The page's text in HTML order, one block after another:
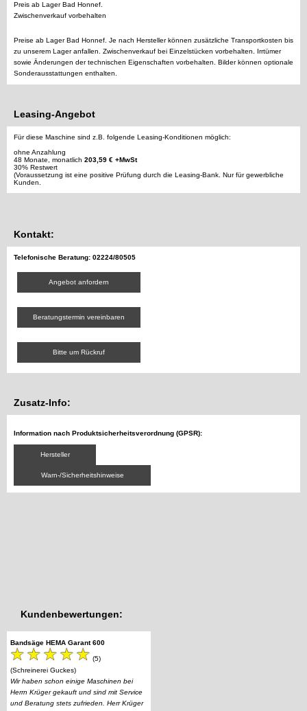
Preis ab Lager Bad Honnef.
Zwischenverkauf vorbehalten
Preise ab Lager Bad Honnef. Je nach Hersteller können zusätzliche Transportkosten bis
zu unserem Lager anfallen. Zwischenverkauf bei Einzelstücken vorbehalten. Irrtümer
sowie Änderungen der technischen Eigenschaften vorbehalten. Bilder können optionale
Sonderausstattungen enthalten.
Leasing-Angebot
Für diese Maschine sind z.B. folgende Leasing-Konditionen möglich:
ohne Anzahlung
48 Monate, monatlich 203,59 € +MwSt
30% Restwert
(Voraussetzung ist eine positive Prüfung durch die Leasing-Bank. Nur für gewerbliche
Kunden.
Kontakt:
Telefonische Beratung: 02224/80505
Angebot anfordern
Beratungstermin vereinbaren
Bitte um Rückruf
Zusatz-Info:
Information nach Produktsicherheitsverordnung (GPSR):
Hersteller
Warn-/Sicherheitshinweise
Kundenbewertungen:
Bandsäge HEMA Garant 600
(5)
(Schreinerei Guckes)
Wir haben schon einige Maschinen bei
Herrn Krüger gekauft und sind mit Service
und Beratung stets zufrieden. Herr Krüger